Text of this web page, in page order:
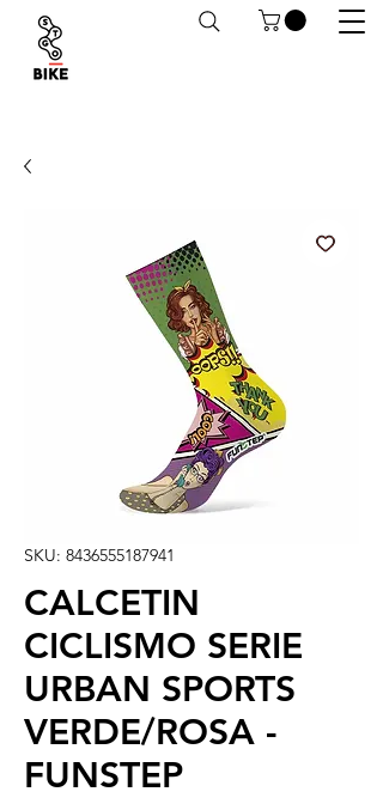
Despachos a todo Chile. Retiro en tiendas
SKU: 8436555187941
CALCETIN
CICLISMO SERIE
URBAN SPORTS
VERDE/ROSA -
FUNSTEP